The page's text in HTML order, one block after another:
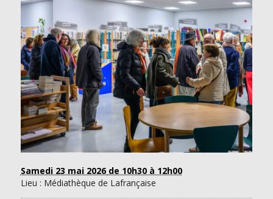
Samedi 23 mai 2026 de 10h30 à 12h00
Lieu : Médiathèque de Lafrançaise